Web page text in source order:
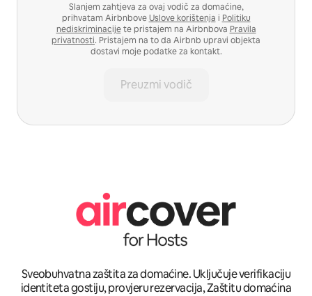
Slanjem zahtjeva za ovaj vodič za domaćine,
prihvatam AirbnboveUslove korištenja i Politiku
nediskriminacijete pristajem na Airbnbova Pravila
privatnosti. Pristajem na to da Airbnb upravi objekta
dostavi moje podatke za kontakt.
Preuzmi vodič
Sveobuhvatna zaštita za domaćine. Uključuje verifikaciju
identiteta gostiju, provjeru rezervacija, Zaštitu domaćina